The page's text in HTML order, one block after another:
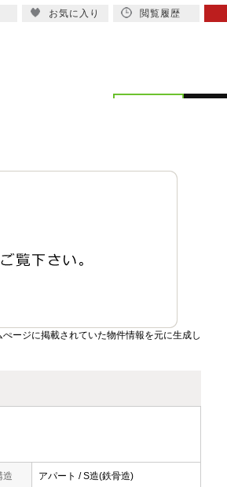
ージに掲載されていた物件情報を元に生成し
造 アパート / S造(鉄骨造)
お気に入り 閲覧履歴